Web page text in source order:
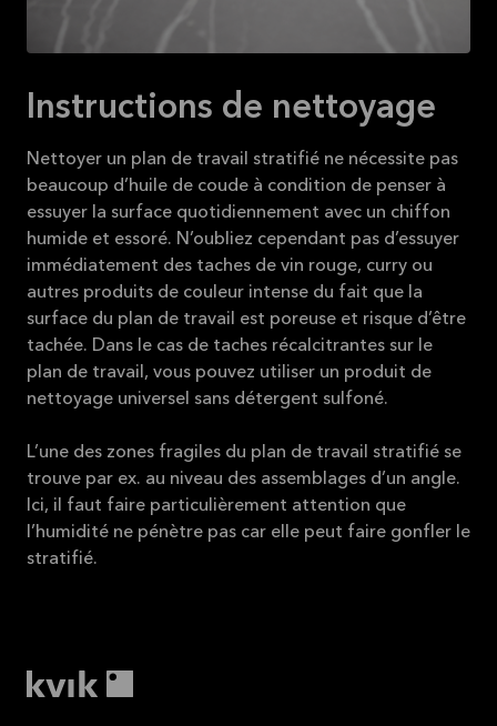
Instructions de nettoyage
Nettoyer un plan de travail stratifié ne nécessite pas
beaucoup d’huile de coude à condition de penser à
essuyer la surface quotidiennement avec un chiffon
humide et essoré. N’oubliez cependant pas d’essuyer
immédiatement des taches de vin rouge, curry ou
autres produits de couleur intense du fait que la
surface du plan de travail est poreuse et risque d’être
tachée. Dans le cas de taches récalcitrantes sur le
plan de travail, vous pouvez utiliser un produit de
nettoyage universel sans détergent sulfoné.
L’une des zones fragiles du plan de travail stratifié se
trouve par ex. au niveau des assemblages d’un angle.
Ici, il faut faire particulièrement attention que
l’humidité ne pénètre pas car elle peut faire gonfler le
stratifié.